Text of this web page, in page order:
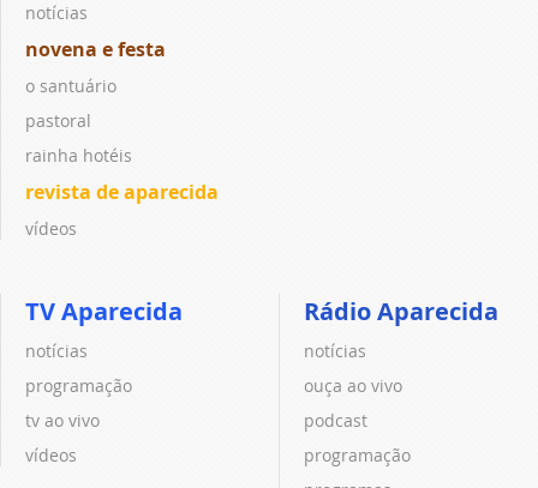
notícias
novena e festa
o santuário
pastoral
rainha hotéis
revista de aparecida
vídeos
TV Aparecida
notícias
programação
tv ao vivo
vídeos
Rádio Aparecida
notícias
ouça ao vivo
podcast
programação